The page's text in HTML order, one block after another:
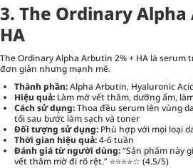
3. The Ordinary Alpha
HA
The Ordinary Alpha Arbutin 2% + HA là
đơn giản nhưng mạnh mẽ.
Thành phần:Alpha Arbutin, Hyaluronic
Hiệu quả: Làm mờ vết thâm, dưỡng ẩm,
Cách sử dụng:Thoa đều serum lên vùng
tối sau bước làm sạch và toner
Đối tượng sử dụng: Phù hợp với mọi loại
Thời gian hiệu quả:4-6 tuần
Đánh giá từ người dùng:“Sản phẩm này
vết thâm mờ đi rõ rệt.” ⭐⭐⭐⭐☆ (4.5/5)